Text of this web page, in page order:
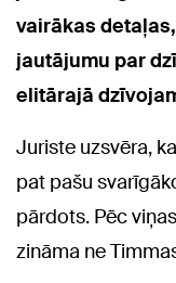
vairākas
jautājumu par
elitārajā
Juriste uzsvēra,
pat pašu
pārdots. Pēc
zināma ne